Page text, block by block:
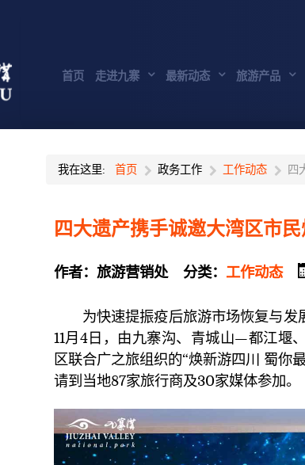
首页 走进九寨 最新动态 旅游产品
我在这里: 首页 政务工作 工作动态 四
四大遗产携手诚邀大湾区市民
作者： 旅游营销处 分类： 工作动态
为快速提振疫后旅游市场恢复与发
11月4日，由九寨沟、青城山—都江堰
区联合广之旅组织的“焕新游四川 蜀你
请到当地87家旅行商及30家媒体参加。